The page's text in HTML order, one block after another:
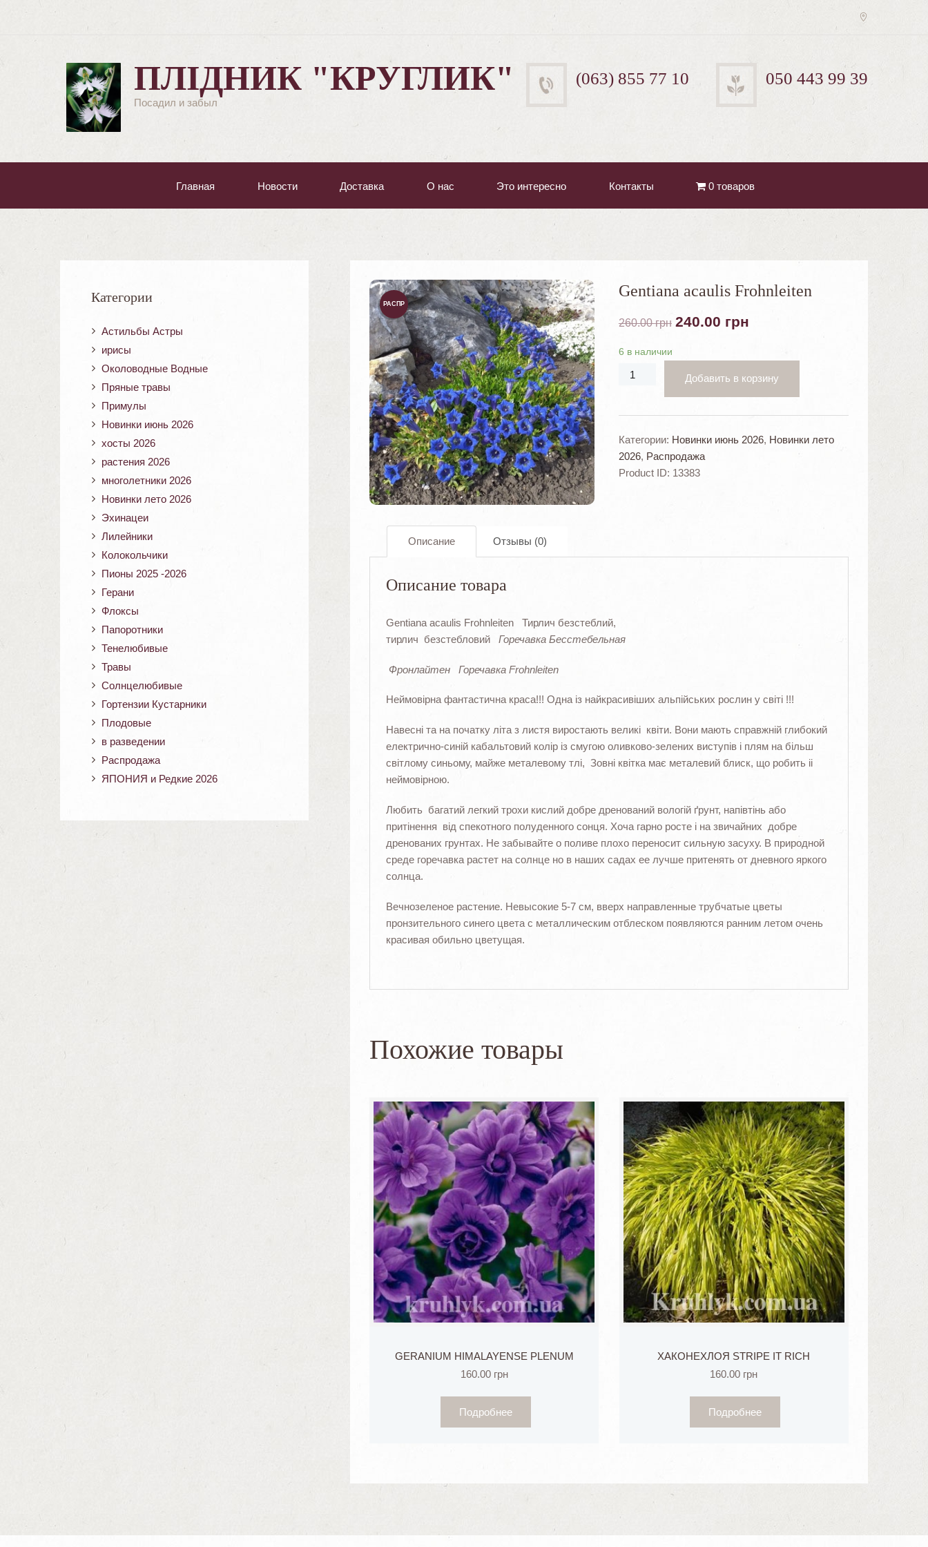
ПЛІДНИК "КРУГЛИК"
Посадил и забыл
(063) 855 77 10 050 443 99 39
Главная Новости Доставка О нас Это интересно Контакты 0 товаров
РАСПР
ОДАЖА
!
Gentiana acaulis Frohnleiten
260.00грн 240.00 грн
6 в наличии
Добавить в корзину
Категории: Новинки июнь 2026, Новинки лето
2026, Распродажа
Product ID: 13383
Описание Отзывы (0)
Описание товара
Gentiana acaulis Frohnleiten Тирлич безстеблий,
тирлич безстебловий Горечавка Бесстебельная
Фронлайтен Горечавка Frohnleiten
Неймовірна фантастична краса!!! Одна із найкрасивіших альпійських рослин у світі !!!
Навесні та на початку літа з листя виростають великі квіти. Вони мають справжній глибокий
електрично-синій кабальтовий колір із смугою оливково-зелених виступів і плям на більш
світлому синьому, майже металевому тлі, Зовні квітка має металевий блиск, що робить іі
неймовірною.
Любить багатий легкий трохи кислий добре дренований вологій ґрунт, напівтінь або
притінення від спекотного полуденного сонця. Хоча гарно росте і на звичайних добре
дренованих грунтах. Не забывайте о поливе плохо переносит сильную засуху. В природной
среде горечавка растет на солнце но в наших садах ее лучше притенять от дневного яркого
солнца.
Вечнозеленое растение. Невысокие 5-7 см, вверх направленные трубчатые цветы
пронзительного синего цвета с металлическим отблеском появляются ранним летом очень
красивая обильно цветущая.
Похожие товары
GERANIUM HIMALAYENSE PLENUM
160.00 грн
Подробнее
ХАКОНЕХЛОЯ STRIPE IT RICH
160.00 грн
Подробнее
Категории
Астильбы Астры
ирисы
Околоводные Водные
Пряные травы
Примулы
Новинки июнь 2026
хосты 2026
растения 2026
многолетники 2026
Новинки лето 2026
Эхинацеи
Лилейники
Колокольчики
Пионы 2025 -2026
Герани
Флоксы
Папоротники
Тенелюбивые
Травы
Солнцелюбивые
Гортензии Кустарники
Плодовые
в разведении
Распродажа
ЯПОНИЯ и Редкие 2026